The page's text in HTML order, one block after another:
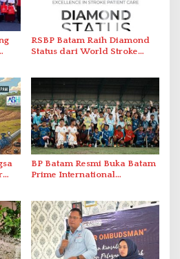
RSBP Batam Raih Diamond
Status dari World Stroke
Berstandar Internasional
BP Batam Resmi Buka Batam
Prime International
Abdul Jamal